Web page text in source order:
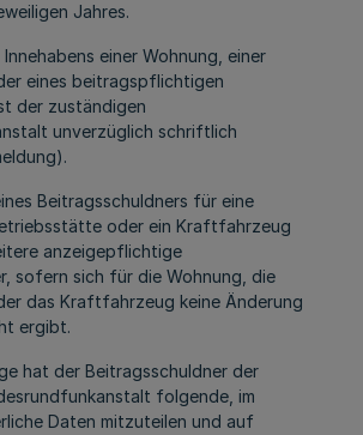
Jahres.
einer Wohnung, einer
eines beitragspflichtigen
der zuständigen
unverzüglich schriftlich
Beitragsschuldners für eine
oder ein Kraftfahrzeug
anzeigepflichtige
sofern sich für die Wohnung, die
das Kraftfahrzeug keine Änderung
ergibt.
hat der Beitragsschuldner der
folgende, im
Daten mitzuteilen und auf